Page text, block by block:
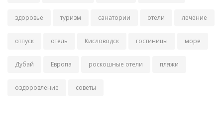
здоровье туризм санатории отели лечение
отпуск отель Кисловодск гостиницы море
Дубай Европа роскошные отели пляжи
оздоровление советы